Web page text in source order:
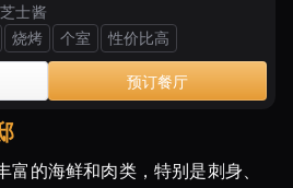
士酱
烧烤 个室 性价比高
预订餐厅
的海鲜和肉类，特别是刺身、